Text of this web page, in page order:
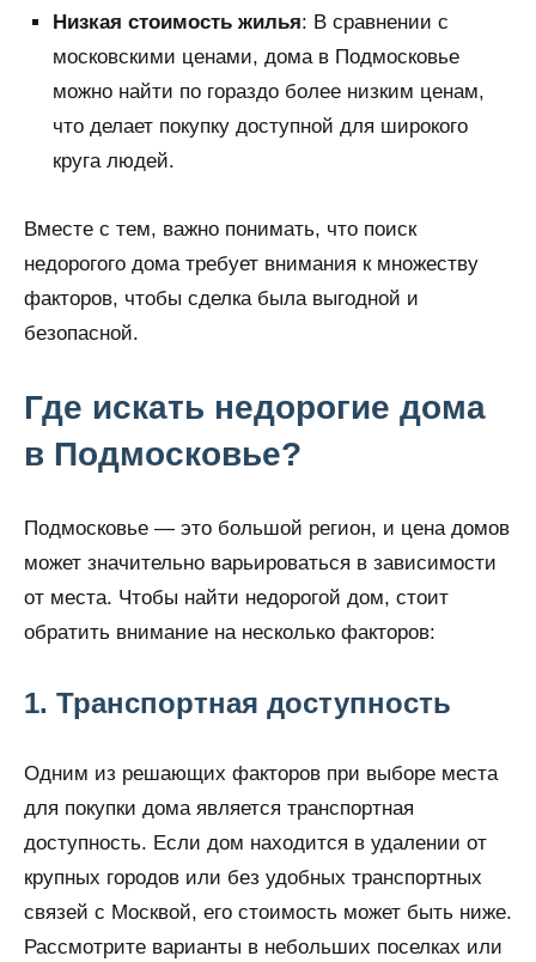
Низкая стоимость жилья: В сравнении с
московскими ценами, дома в Подмосковье
можно найти по гораздо более низким ценам,
что делает покупку доступной для широкого
круга людей.
Вместе с тем, важно понимать, что поиск
недорогого дома требует внимания к множеству
факторов, чтобы сделка была выгодной и
безопасной.
Где искать недорогие дома
в Подмосковье?
Подмосковье — это большой регион, и цена домов
может значительно варьироваться в зависимости
от места. Чтобы найти недорогой дом, стоит
обратить внимание на несколько факторов:
1. Транспортная доступность
Одним из решающих факторов при выборе места
для покупки дома является транспортная
доступность. Если дом находится в удалении от
крупных городов или без удобных транспортных
связей с Москвой, его стоимость может быть ниже.
Рассмотрите варианты в небольших поселках или